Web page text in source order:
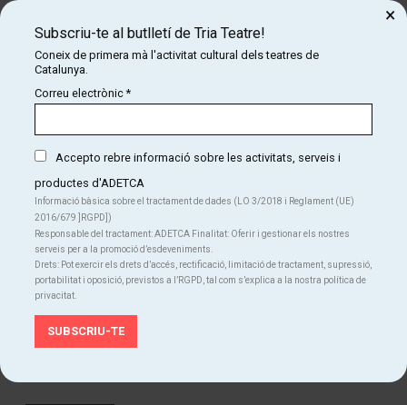
espectacular. Amb noms i cognoms i permet preguntes.
Que interessant¡ I que divertit¡ Sense cap dubte, és el seu millor
guió.
dijous
05
mar
20:00 h
Eixample Teatre
Subscriu-te al butlletí de Tria Teatre!
Coneix de primera mà l'activitat cultural dels teatres de
Catalunya.
Correu electrònic*
Accepto rebre informació sobre les activitats, serveis i
productes d'ADETCA
Informació bàsica sobre el tractament de dades (LO 3/2018 i Reglament (UE)
2016/679 ]RGPD])
Responsable del tractament: ADETCA Finalitat: Oferir i gestionar els nostres
serveis per a la promoció d’esdeveniments.
Drets: Pot exercir els drets d’accés, rectificació, limitació de tractament, supressió,
portabilitat i oposició, previstos a l’RGPD, tal com s’explica a la nostra política de
privacitat.
×